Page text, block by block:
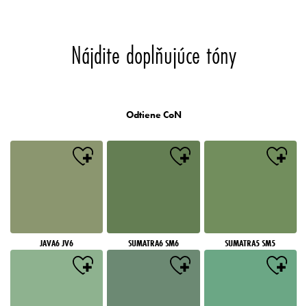
Nájdite doplňujúce tóny
Odtiene CoN
JAVA6 JV6 SUMATRA6 SM6 SUMATRA5 SM5